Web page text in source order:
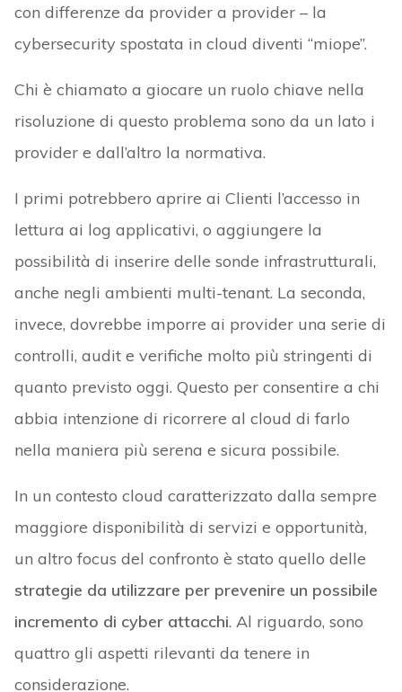
con differenze da provider a provider – la
cybersecurity spostata in cloud diventi “miope”.
Chi è chiamato a giocare un ruolo chiave nella
risoluzione di questo problema sono da un lato i
provider e dall’altro la normativa.
I primi potrebbero aprire ai Clienti l’accesso in
lettura ai log applicativi, o aggiungere la
possibilità di inserire delle sonde infrastrutturali,
anche negli ambienti multi-tenant. La seconda,
invece, dovrebbe imporre ai provider una serie di
controlli, audit e verifiche molto più stringenti di
quanto previsto oggi. Questo per consentire a chi
abbia intenzione di ricorrere al cloud di farlo
nella maniera più serena e sicura possibile.
In un contesto cloud caratterizzato dalla sempre
maggiore disponibilità di servizi e opportunità,
un altro focus del confronto è stato quello delle
strategie da utilizzare per prevenire un possibile
incremento di cyber attacchi. Al riguardo, sono
quattro gli aspetti rilevanti da tenere in
considerazione.